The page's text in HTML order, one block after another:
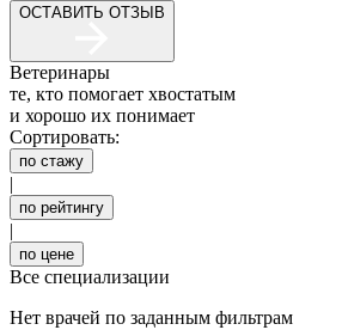
ОСТАВИТЬ ОТЗЫВ
Ветеринары
те, кто помогает хвостатым
и хорошо их понимает
Сортировать:
по стажу
|
по рейтингу
|
по цене
Все специализации
Нет врачей по заданным фильтрам